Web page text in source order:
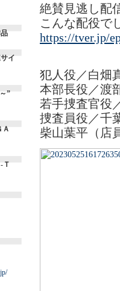
イ
”
Ａ
Ｔ
絶賛見逃し配
こんな配役で
https://tver.jp/
犯人役／白
本部長役／
若手捜査官
捜査員役／千
柴山葉平（店